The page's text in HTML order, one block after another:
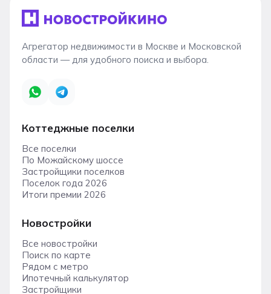
Агрегатор недвижимости в Москве и Московской
области — для удобного поиска и выбора.
Коттеджные поселки
Все поселки
По Можайскому шоссе
Застройщики поселков
Поселок года 2026
Итоги премии 2026
Новостройки
Все новостройки
Поиск по карте
Рядом с метро
Ипотечный калькулятор
Застройщики